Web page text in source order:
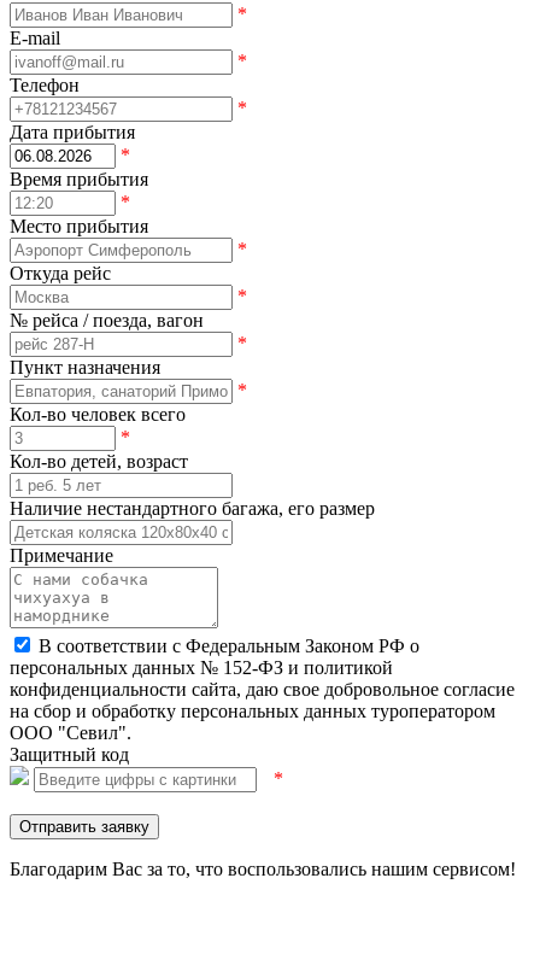
*
E-mail
*
Телефон
*
Дата прибытия
*
Время прибытия
*
Место прибытия
*
Откуда рейс
*
№ рейса / поезда, вагон
*
Пункт назначения
*
Кол-во человек всего
*
Кол-во детей, возраст
Наличие нестандартного багажа, его размер
Примечание
В соответствии с Федеральным Законом РФ о
персональных данных № 152-ФЗ и политикой
конфиденциальности сайта, даю свое добровольное согласие
на сбор и обработку персональных данных туроператором
ООО "Севил".
Защитный код
*
Отправить заявку
Благодарим Вас за то, что воспользовались нашим сервисом!